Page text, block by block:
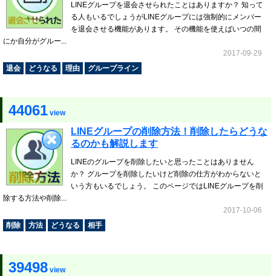
LINEグループを退会させられたことはありますか？ 知って
る人もいるでしょうがLINEグループには強制的にメンバー
を退会させる機能があります。 その機能を使えばいつの間
にか自分がグルー...
2017-09-29
退会
どうなる 理由 グループライン
44061 view
LINEグループの削除方法！削除したらどうな
るのかも解説します
LINEのグループを削除したいと思ったことはありません
か？ グループを削除したいけど削除の仕方がわからないと
いう方もいるでしょう。 このページではLINEグループを削
除する方法や削除...
2017-10-06
削除
方法 どうなる 相手
39498 view